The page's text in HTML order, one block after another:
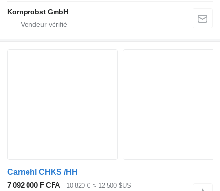
Kornprobst GmbH
Carnehl CHKS /HH
7 092 000 F CFA
10 820 € ≈ 12 500 $US